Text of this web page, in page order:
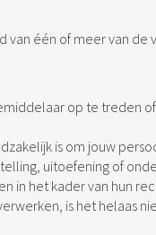
van één of meer van
op te treden
is om jouw
uitoefening of
in het kader van hun
is het helaas